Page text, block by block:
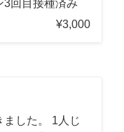
3回目接種済み
¥3,000
ました。 1人じ